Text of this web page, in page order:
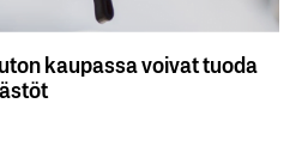
kaupassa voivat tuoda